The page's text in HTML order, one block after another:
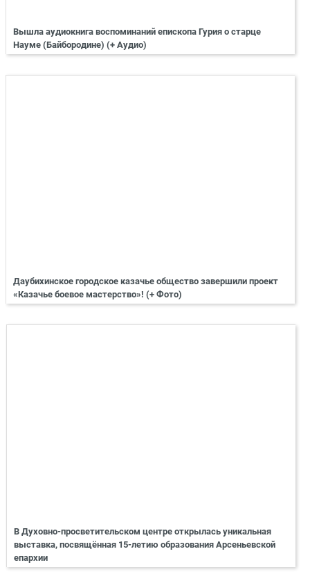
Вышла аудиокнига воспоминаний епископа Гурия о старце
Науме (Байбородине) (+ Аудио)
Даубихинское городское казачье общество завершили проект
«Казачье боевое мастерство»! (+ Фото)
В Духовно-просветительском центре открылась уникальная
выставка, посвящённая 15-летию образования Арсеньевской
епархии